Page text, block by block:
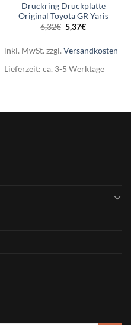
Druckring Druckplatte
Original Toyota GR Yaris
6,32€ Ursprünglicher
Preis
6,32€
5,37€Aktueller
5,37€.
inkl. MwSt. zzgl. Versandkosten
Lieferzeit: ca. 3-5 Werktage